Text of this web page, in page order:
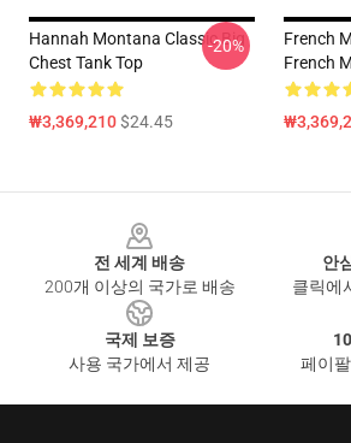
Hannah Montana Classic Big
Chest Tank Top
₩3,369,210$24.45
-20%
French
French
전 세계 배송
200개 이상의 국가로 배송
안
클릭에
국제 보증
사용 국가에서 제공
페이